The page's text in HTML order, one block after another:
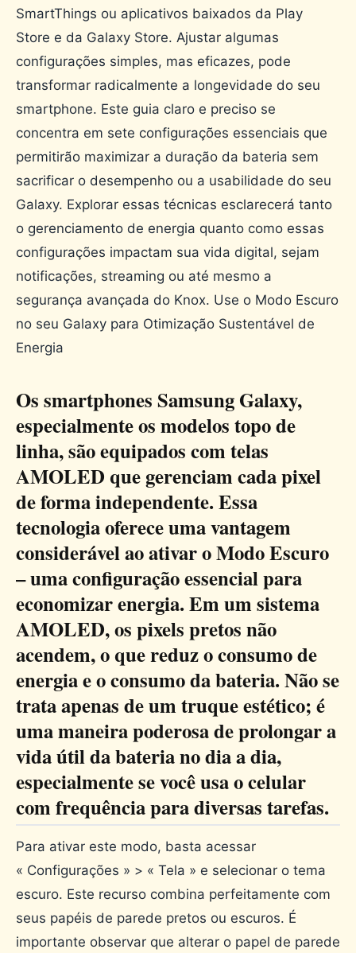
SmartThings ou aplicativos baixados da Play
Store e da Galaxy Store. Ajustar algumas
configurações simples, mas eficazes, pode
transformar radicalmente a longevidade do seu
smartphone. Este guia claro e preciso se
concentra em sete configurações essenciais que
permitirão maximizar a duração da bateria sem
sacrificar o desempenho ou a usabilidade do seu
Galaxy. Explorar essas técnicas esclarecerá tanto
o gerenciamento de energia quanto como essas
configurações impactam sua vida digital, sejam
notificações, streaming ou até mesmo a
segurança avançada do Knox. Use o Modo Escuro
no seu Galaxy para Otimização Sustentável de
Energia
Os smartphones Samsung Galaxy,
especialmente os modelos topo de
linha, são equipados com telas
AMOLED que gerenciam cada pixel
de forma independente. Essa
tecnologia oferece uma vantagem
considerável ao ativar o Modo Escuro
– uma configuração essencial para
economizar energia. Em um sistema
AMOLED, os pixels pretos não
acendem, o que reduz o consumo de
energia e o consumo da bateria. Não se
trata apenas de um truque estético; é
uma maneira poderosa de prolongar a
vida útil da bateria no dia a dia,
especialmente se você usa o celular
com frequência para diversas tarefas.
Para ativar este modo, basta acessar
« Configurações » > « Tela » e selecionar o tema
escuro. Este recurso combina perfeitamente com
seus papéis de parede pretos ou escuros. É
importante observar que alterar o papel de parede